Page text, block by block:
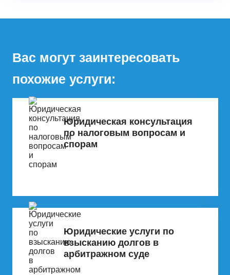
Вас могут заинтересовать
похожие услуги:
Юридическая консультация
по налоговым вопросам и
спорам
Юридические услуги по
взысканию долгов в
арбитражном суде